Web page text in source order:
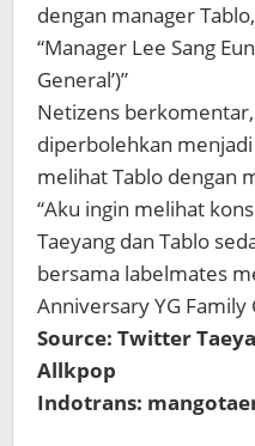
dengan manager
“Manager Lee Sang
General’)”
Netizens berkomentar,
diperbolehkan menjadi
melihat Tablo dengan
“Aku ingin melihat
Taeyang dan Tablo
bersama labelmates
Anniversary YG Family
Source: Twitter
Allkpop
Indotrans: